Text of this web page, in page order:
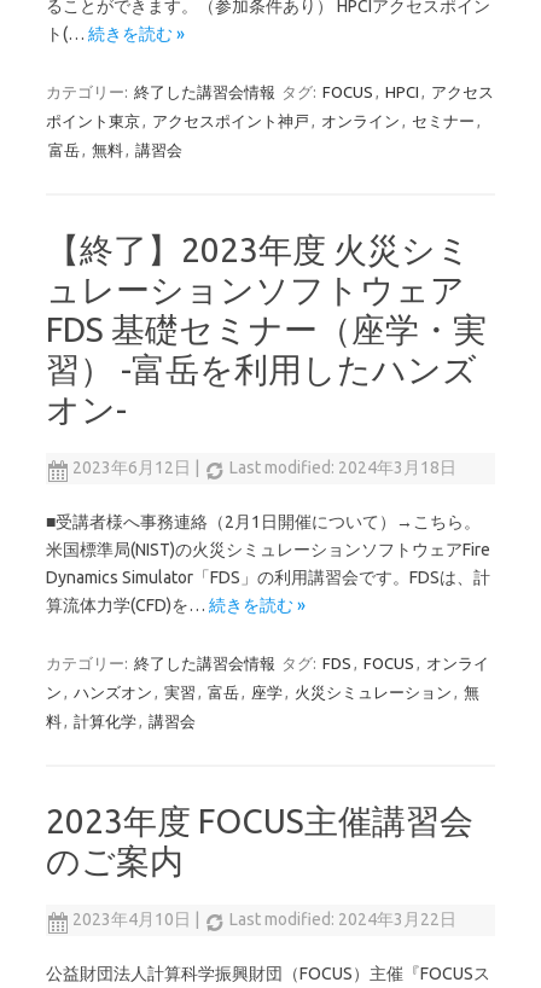
ることができます。（参加条件あり） HPCIアクセスポイン
ト(… 続きを読む »
カテゴリー: 終了した講習会情報 タグ: FOCUS , HPCI , アクセス
ポイント東京, アクセスポイント神戸 , オンライン , セミナー ,
富岳, 無料, 講習会
【終了】2023年度 火災シミ
ュレーションソフトウェア
FDS 基礎セミナー（座学・実
習） -富岳を利用したハンズ
オン-
2023年6月12日 Last modified: 2024年3月18日
■受講者様へ事務連絡（2月1日開催について）→こちら。
米国標準局(NIST)の火災シミュレーションソフトウェアFire
Dynamics Simulator「FDS」の利用講習会です。FDSは、計
算流体力学(CFD)を… 続きを読む »
カテゴリー: 終了した講習会情報 タグ: FDS , FOCUS , オンライ
ン , ハンズオン , 実習 , 富岳, 座学, 火災シミュレーション , 無
料, 計算化学, 講習会
2023年度 FOCUS主催講習会
のご案内
2023年4月10日 Last modified: 2024年3月22日
公益財団法人計算科学振興財団（FOCUS）主催『FOCUSス